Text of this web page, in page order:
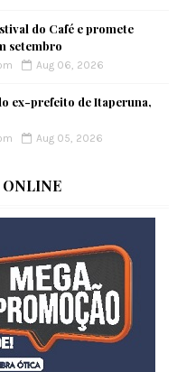
do Café e promete
setembro
Aug 06, 2026
ex-prefeito de Itaperuna,
Aug 05, 2026
ONLINE